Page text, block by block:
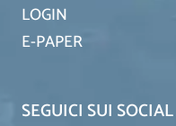
LOGIN
E-PAPER
SEGUICI SUI SOCIAL